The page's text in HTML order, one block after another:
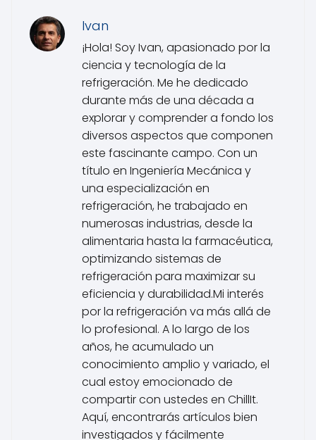
Ivan
¡Hola! Soy Ivan, apasionado por la
ciencia y tecnología de la
refrigeración. Me he dedicado
durante más de una década a
explorar y comprender a fondo los
diversos aspectos que componen
este fascinante campo. Con un
título en Ingeniería Mecánica y
una especialización en
refrigeración, he trabajado en
numerosas industrias, desde la
alimentaria hasta la farmacéutica,
optimizando sistemas de
refrigeración para maximizar su
eficiencia y durabilidad.Mi interés
por la refrigeración va más allá de
lo profesional. A lo largo de los
años, he acumulado un
conocimiento amplio y variado, el
cual estoy emocionado de
compartir con ustedes en ChillIt.
Aquí, encontrarás artículos bien
investigados y fácilmente